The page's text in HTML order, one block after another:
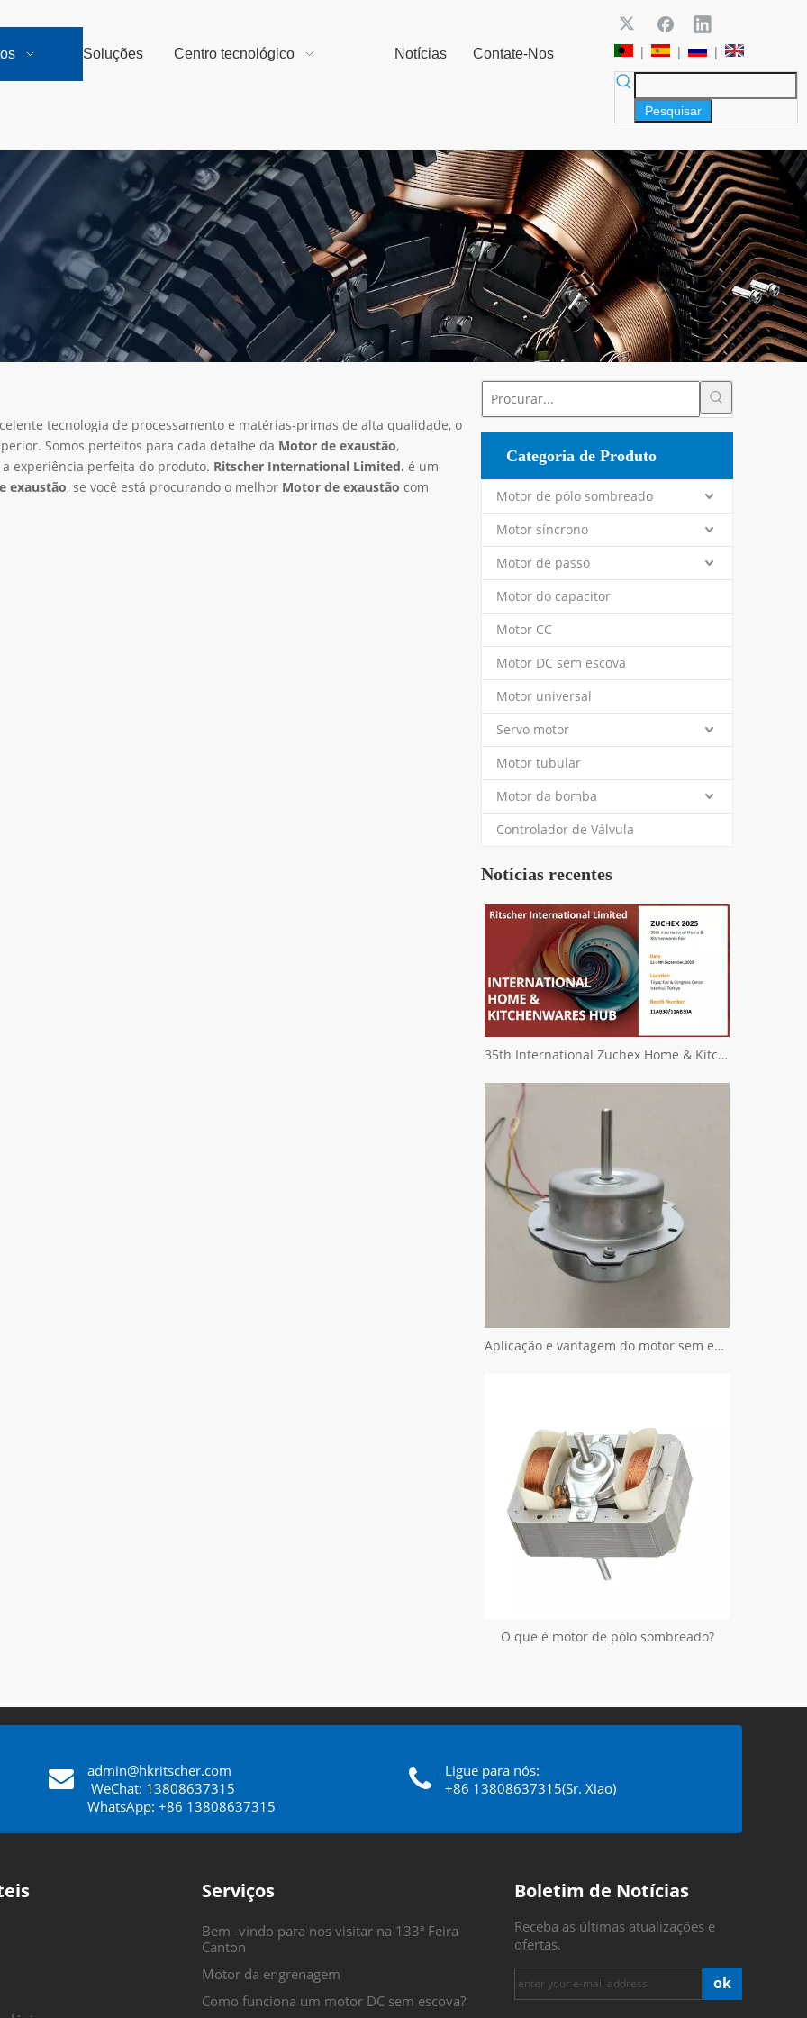
Soluções Centro tecnológico Notícias Contate-Nos | | |
Pesquisar
tecnologia de processamento e matérias-primas de alta qualidade, o
Somos perfeitos para cada detalhe da Motor de exaustão,
experiência perfeita do produto. Ritscher International Limited. é um
exaustão, se você está procurando o melhor Motor de exaustão com
Categoria de Produto
Motor de pólo sombreado
Motor síncrono
Motor de passo
Motor do capacitor
Motor CC
Motor DC sem escova
Motor universal
Servo motor
Motor tubular
Motor da bomba
Controlador de Válvula
Notícias recentes
35th International Zuchex Home & Kitchenwares Fair Convitition - Ritscher International Limited
Aplicação e vantagem do motor sem escova
O que é motor de pólo sombreado?
admin@hkritscher.com
WeChat: 13808637315
WhatsApp: +86 13808637315
Ligue para nós:
+86 13808637315(Sr. Xiao)
Serviços
Bem -vindo para nos visitar na 133ª Feira
Canton
Motor da engrenagem
Como funciona um motor DC sem escova?
Boletim de Notícias
Receba as últimas atualizações e
ofertas.
ok